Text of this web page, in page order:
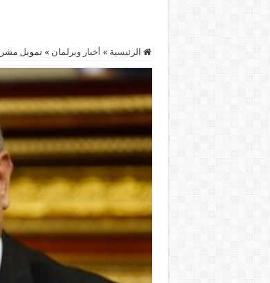
الرئيسية » أخبار وبرلمان » تمويل